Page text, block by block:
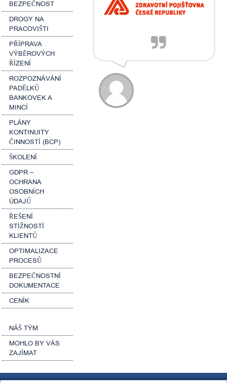
BEZPEČNOST
DROGY NA
PRACOVIŠTI
PŘÍPRAVA
VÝBĚROVÝCH
ŘÍZENÍ
ROZPOZNÁVÁNÍ
PADĚLKŮ
BANKOVEK A
MINCÍ
PLÁNY
KONTINUITY
ČINNOSTÍ (BCP)
ŠKOLENÍ
GDPR –
OCHRANA
OSOBNÍCH
ÚDAJŮ
ŘEŠENÍ
STÍŽNOSTÍ
KLIENTŮ
OPTIMALIZACE
PROCESŮ
BEZPEČNOSTNÍ
DOKUMENTACE
CENÍK
NÁŠ TÝM
MOHLO BY VÁS
ZAJÍMAT